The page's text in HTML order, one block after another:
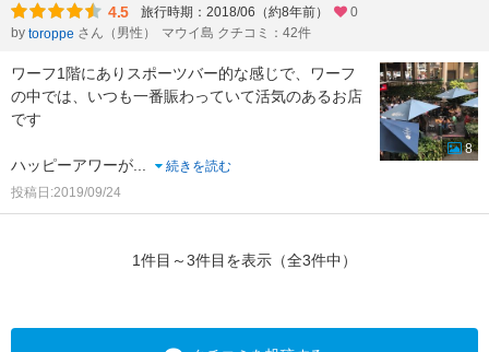
4.5 旅行時期：2018/06（約8年前）
0
by toroppe さん（男性） マウイ島 クチコミ：42件
ワーフ1階にありスポーツバー的な感じで、ワーフ
の中では、いつも一番賑わっていて活気のあるお店
です
ハッピーアワーが...
続きを読む
投稿日:2019/09/24
8
1件目～3件目を表示（全3件中）